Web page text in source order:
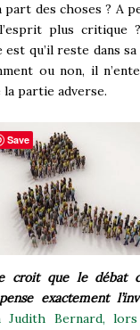
part des choses ? A
plus critique
est qu’il reste dans
ou non, il
partie adverse.
croit que le débat
exactement
Judith Bernard,
Save